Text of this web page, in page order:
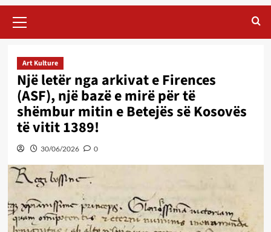
Menu
Art Kulture
Një letër nga arkivat e Firences
(ASF), një bazë e mirë për të
shëmbur mitin e Betejës së Kosovës
të vitit 1389!
30/06/2026 0